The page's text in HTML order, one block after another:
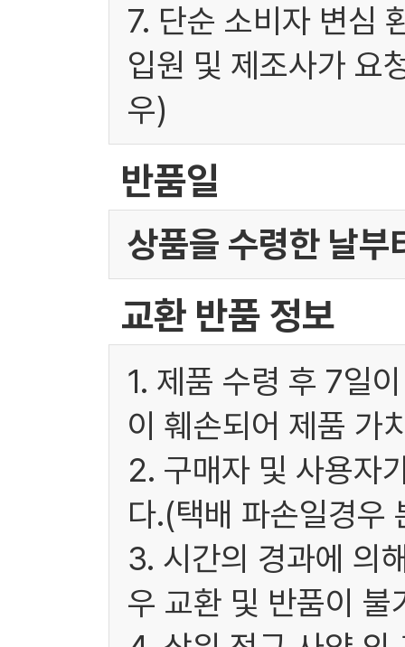
7. 단순 소비자 변심
입원 및 제조사가 요
우)
반품일
상품을 수령한 날부
교환 반품 정보
1. 제품 수령 후 7일
이 훼손되어 제품 가
2. 구매자 및 사용자
다.(택배 파손일경우
3. 시간의 경과에 의
우 교환 및 반품이 불